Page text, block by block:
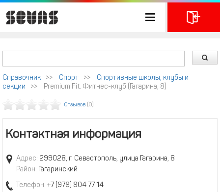
Справочник >> Спорт >>
Спортивные школы, клубы и
секции
>> Premium Fit. Фитнес-клуб (Гагарина, 8)
Отзывов (0)
Контактная информация
Адрес: 299028, г. Севастополь, улица Гагарина, 8
Район: Гагаринский
Телефон: +7 (978) 804 77 14